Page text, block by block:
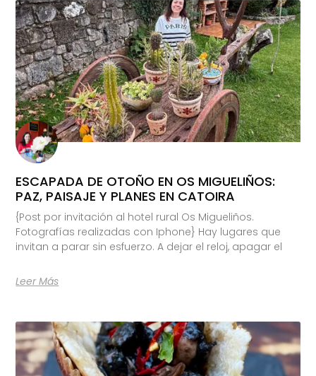
ESCAPADA DE OTOÑO EN OS MIGUELIÑOS:
PAZ, PAISAJE Y PLANES EN CATOIRA
{Post por invitación al hotel rural Os Migueliños.
Fotografías realizadas con Iphone} Hay lugares que
invitan a parar sin esfuerzo. A dejar el reloj, apagar el
Leer Más